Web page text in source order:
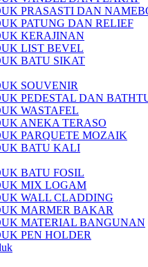
PRASASTI DAN
PATUNG DAN RELIEF
KERAJINAN
LIST BEVEL
BATU SIKAT
SOUVENIR
PEDESTAL DAN
WASTAFEL
ANEKA TERASO
PARQUETE MOZAIK
BATU KALI
BATU FOSIL
MIX LOGAM
WALL CLADDING
MARMER BAKAR
MATERIAL BANGUNAN
PEN HOLDER